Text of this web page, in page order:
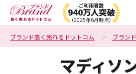
ご利用者数
940万人突破
（2025年6月時点）
ブランド高く売れるドットコム ブラン
マディソ